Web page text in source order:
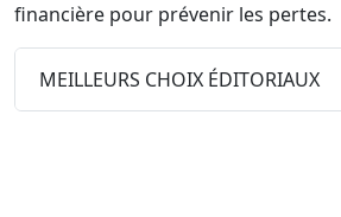
financière pour prévenir les pertes.
MEILLEURS CHOIX ÉDITORIAUX